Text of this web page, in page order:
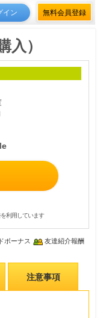
イン 無料会員登録
）
利用しています
ボーナス 友達紹介報酬
注意事項